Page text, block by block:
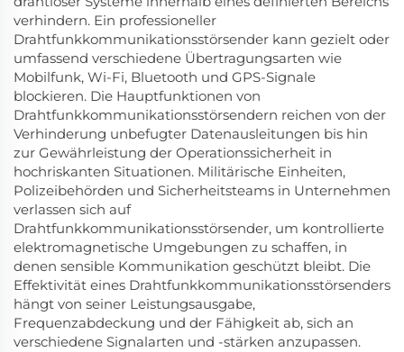
verhindern. Ein professioneller
Drahtfunkkommunikationsstörsender kann gezielt oder
umfassend verschiedene Übertragungsarten wie
Mobilfunk, Wi-Fi, Bluetooth und GPS-Signale
blockieren. Die Hauptfunktionen von
Drahtfunkkommunikationsstörsendern reichen von der
Verhinderung unbefugter Datenausleitungen bis hin
zur Gewährleistung der Operationssicherheit in
hochriskanten Situationen. Militärische Einheiten,
Polizeibehörden und Sicherheitsteams in Unternehmen
verlassen sich auf
Drahtfunkkommunikationsstörsender, um kontrollierte
elektromagnetische Umgebungen zu schaffen, in
denen sensible Kommunikation geschützt bleibt. Die
Effektivität eines Drahtfunkkommunikationsstörsenders
hängt von seiner Leistungsausgabe,
Frequenzabdeckung und der Fähigkeit ab, sich an
verschiedene Signalarten und -stärken anzupassen.